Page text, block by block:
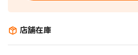
店舗在庫